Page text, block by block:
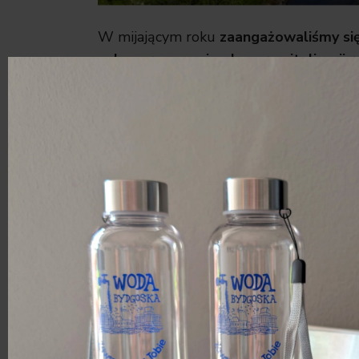
W mijającym roku zaangażowaliśmy
celu opracowanie planu rewitalizacji
Więcej o tym pisaliśmy w artykule:
Koronowie
Pod koniec 2024 roku Rada Miasta
o dofinansowanie badań składowisk
Chemicznych „Zachem”. Decyzja
Miasta Bydgoszczy wniosek na
kompleksowej ocen stanu środowiska